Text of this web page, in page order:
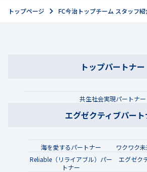
トップページ FC今治トップチーム スタッフ紹
トップパートナー
共生社会実現パートナー
エグゼクティブパート
海を愛するパートナー
ワクワク
Reliable（リライアブル）パー
トナー
エグゼク